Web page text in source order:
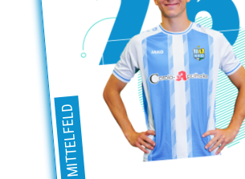
CLUB
CLUBMITGLIEDSCHAFT
BUSINESS
SÜDKURVE
TICKETING
MITTELFELD